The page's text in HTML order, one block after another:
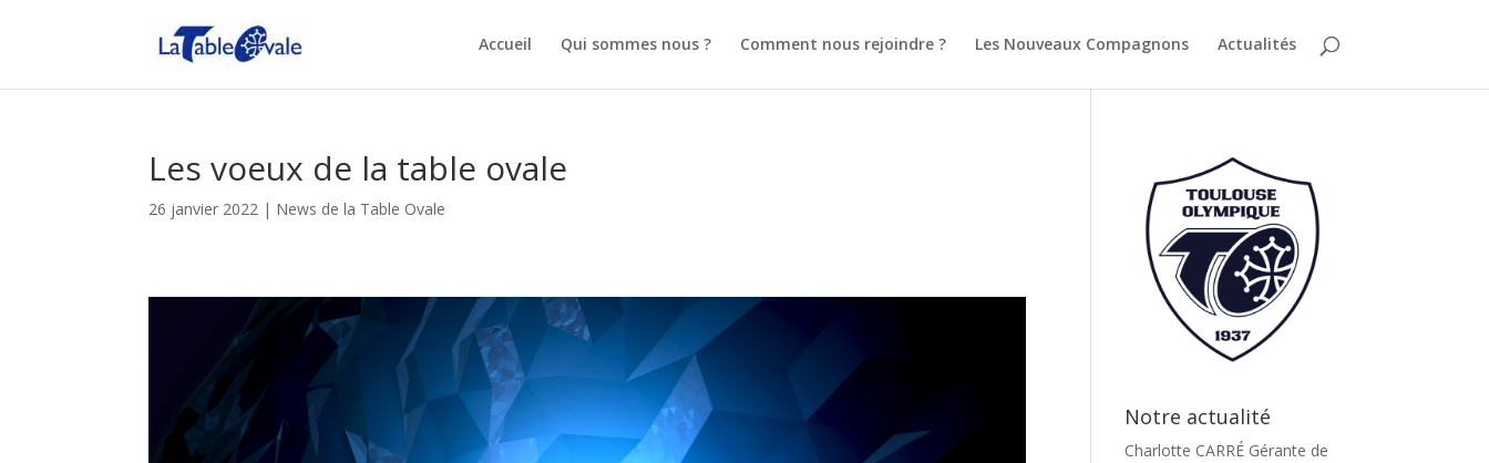
Accueil Qui sommes nous ? Comment nous rejoindre ? Les Nouveaux Compagnons Actualités
Les voeux de la table ovale
26 janvier 2022 | News de la Table Ovale
Notre actualité
Charlotte CARRÉ Gérante de